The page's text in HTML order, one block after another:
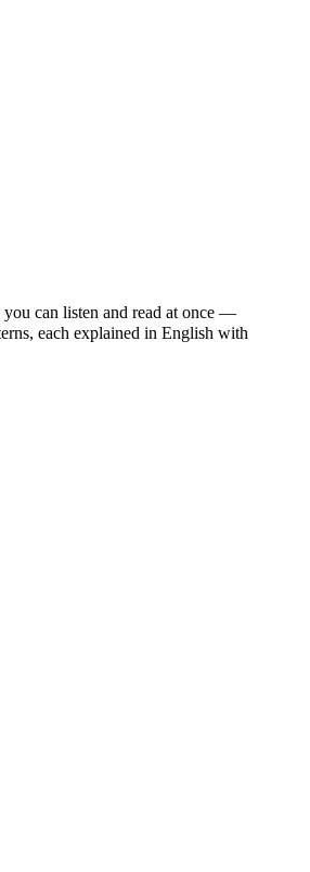
can listen and read at once —
each explained in English with